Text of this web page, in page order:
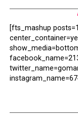
[fts_mashup